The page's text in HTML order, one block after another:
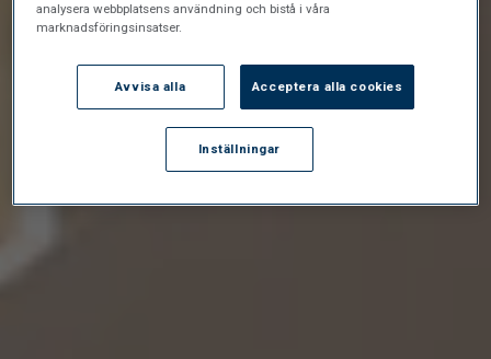
analysera webbplatsens användning och bistå i våra
marknadsföringsinsatser.
Avvisa alla Acceptera alla cookies
Inställningar